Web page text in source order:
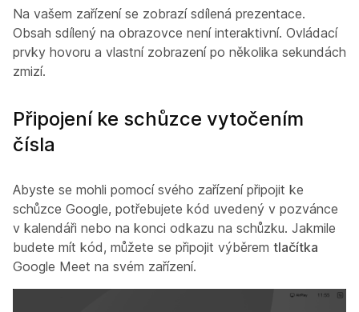
Na vašem zařízení se zobrazí sdílená prezentace.
Obsah sdílený na obrazovce není interaktivní. Ovládací
prvky hovoru a vlastní zobrazení po několika sekundách
zmizí.
Připojení ke schůzce vytočením
čísla
Abyste se mohli pomocí svého zařízení připojit ke
schůzce Google, potřebujete kód uvedený v pozvánce
v kalendáři nebo na konci odkazu na schůzku. Jakmile
budete mít kód, můžete se připojit výběrem tlačítka
Google Meet na svém zařízení.